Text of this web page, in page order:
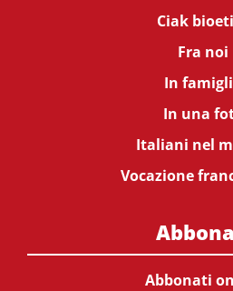
Ciak
Fra noi
In
In una
Italiani nel
Vocazione
Abbonati